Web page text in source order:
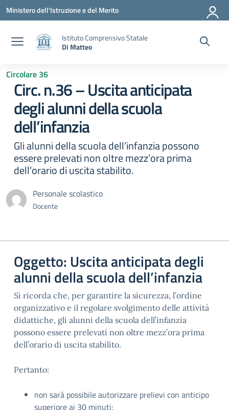
Vai ai contenuti
Vai al menu di navigazione
Vai al footer
Ministero dell'Istruzione e del Merito
Istituto Comprensivo Statale
Di Matteo
Circolare 36
Circ. n.36 – Uscita anticipata
degli alunni della scuola
dell’infanzia
Gli alunni della scuola dell’infanzia possono
essere prelevati non oltre mezz’ora prima
dell’orario di uscita stabilito.
Personale scolastico
Docente
Oggetto: Uscita anticipata degli
alunni della scuola dell’infanzia
Si ricorda che, per garantire la sicurezza, l’ordine
organizzativo e il regolare svolgimento delle attività
didattiche, gli alunni della scuola dell’infanzia
possono essere prelevati non oltre mezz’ora prima
dell’orario di uscita stabilito.
Pertanto:
non sarà possibile autorizzare prelievi con anticipo
superiore ai 30 minuti;